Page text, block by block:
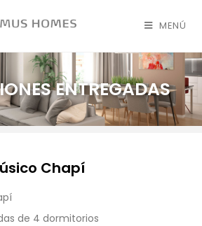
MENÚ
ENTREGADAS
Chapí
de 4 dormitorios